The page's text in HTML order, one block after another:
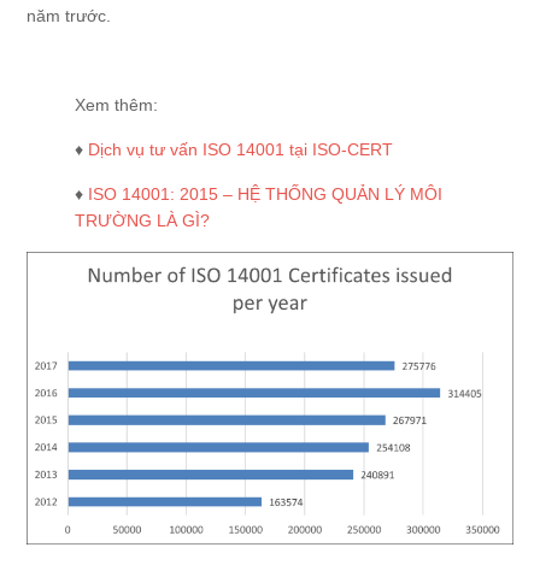
năm trước.
Xem thêm:
♦ Dịch vụ tư vấn ISO 14001 tại ISO-CERT
♦ ISO 14001: 2015 – HỆ THỐNG QUẢN LÝ MÔI
TRƯỜNG LÀ GÌ?